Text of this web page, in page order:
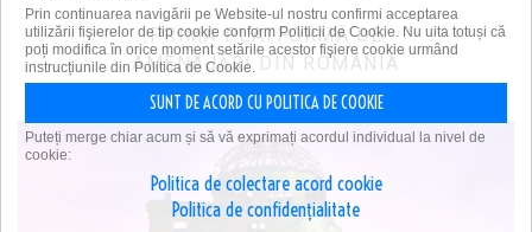
PRIMA PLATFORMĂ DE
AMENAJĂRI DIN ROMÂNIA
Prin continuarea navigării pe Website-ul nostru confirmi acceptarea
utilizării fişierelor de tip cookie conform Politicii de Cookie. Nu uita totuși că
poți modifica în orice moment setările acestor fişiere cookie urmând
instrucțiunile din Politica de Cookie.
SUNT DE ACORD CU POLITICA DE COOKIE
Puteți merge chiar acum și să vă exprimați acordul individual la nivel de
cookie:
Politica de colectare acord cookie
Politica de confidențialitate